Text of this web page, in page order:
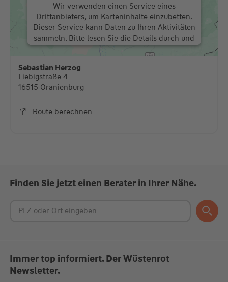
Wir verwenden einen Service eines
Drittanbieters, um Karteninhalte einzubetten.
Dieser Service kann Daten zu Ihren Aktivitäten
sammeln. Bitte lesen Sie die Details durch und
stimmen Sie der Nutzung des Service zu, um
diese Karte anzuzeigen.
Sebastian Herzog
Liebigstraße 4
16515 Oranienburg
Route berechnen
Finden Sie jetzt einen Berater in Ihrer Nähe.
Immer top informiert. Der Wüstenrot
Newsletter.